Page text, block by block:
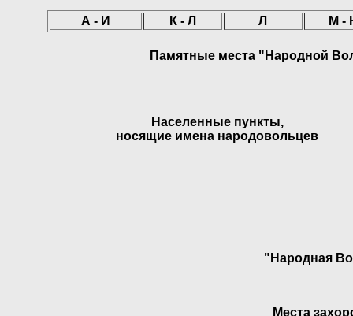
А - И К - Л Л М -
Памятные места "Народной
Населенные пункты,
носящие имена народовольцев
"Народная
Места